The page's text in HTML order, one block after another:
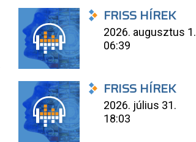
FRISS HÍREK
2026. augusztus 1.
06:39
FRISS HÍREK
2026. július 31.
18:03